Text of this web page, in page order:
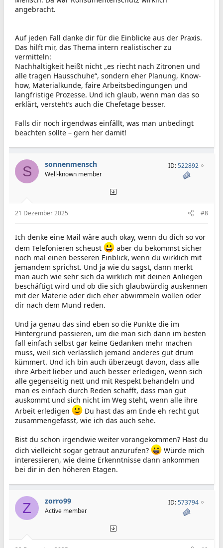
angebracht.
Auf jeden Fall danke dir für die Einblicke aus der Praxis.
Das hilft mir, das Thema intern realistischer zu
vermitteln:
Nachhaltigkeit heißt nicht „es riecht nach Zitronen und
alle tragen Hausschuhe“, sondern eher Planung, Know-
how, Materialkunde, faire Arbeitsbedingungen und
langfristige Prozesse. Und ich glaub, wenn man das so
erklärt, versteht’s auch die Chefetage besser.
Falls dir noch irgendwas einfällt, was man unbedingt
beachten sollte – gern her damit!
S sonnenmensch
Well-known member
ID:522892
21 Dezember 2025 #8
Ich denke eine Mail wäre auch okay, wenn du dich so vor
dem Telefonieren scheust
aber du bekommst sicher
noch mal einen besseren Einblick, wenn du wirklich mit
jemandem sprichst. Und ja wie du sagst, dann merkt
man auch wie sehr sich da wirklich mit deinen Anliegen
beschäftigt wird und ob die sich glaubwürdig auskennen
mit der Materie oder dich eher abwimmeln wollen oder
dir nach dem Mund reden.
Und ja genau das sind eben so die Punkte die im
Hintergrund passieren, um die man sich dann im besten
fall einfach selbst gar keine Gedanken mehr machen
muss, weil sich verlässlich jemand anderes gut drum
kümmert. Und ich bin auch überzeugt davon, dass alle
ihre Arbeit lieber und auch besser erledigen, wenn sich
alle gegenseitig nett und mit Respekt behandeln und
man es einfach durch Reden schafft, dass man gut
auskommt und sich nicht im Weg steht, wenn alle ihre
Arbeit erledigen
Du hast das am Ende eh recht gut
zusammengefasst, wie ich das auch sehe.
Bist du schon irgendwie weiter vorangekommen? Hast du
dich vielleicht sogar getraut anzurufen?
Würde mich
interessieren, wie deine Erkenntnisse dann ankommen
bei dir in den höheren Etagen.
Z zorro99
Active member
ID:573794